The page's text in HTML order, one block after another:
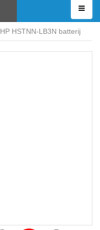
HP HSTNN-LB3N batterij